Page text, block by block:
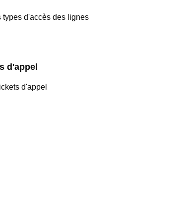
types d'accès des lignes
d'appel
d'appel